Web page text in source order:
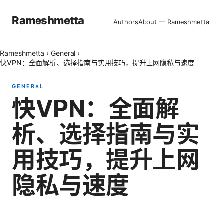
Rameshmetta AuthorsAbout — Rameshmetta
Rameshmetta › General ›
快VPN：全面解析、选择指南与实用技巧，提升上网隐私与速度
GENERAL
快VPN：全面解
析、选择指南与实
用技巧，提升上网
隐私与速度